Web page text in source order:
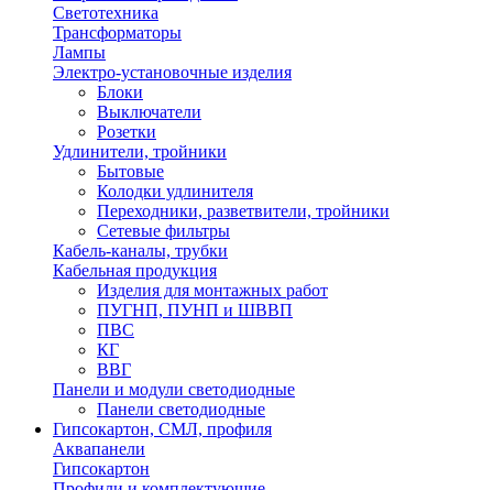
Светотехника
Трансформаторы
Лампы
Электро-установочные изделия
Блоки
Выключатели
Розетки
Удлинители, тройники
Бытовые
Колодки удлинителя
Переходники, разветвители, тройники
Сетевые фильтры
Кабель-каналы, трубки
Кабельная продукция
Изделия для монтажных работ
ПУГНП, ПУНП и ШВВП
ПВС
КГ
ВВГ
Панели и модули светодиодные
Панели светодиодные
Гипсокартон, СМЛ, профиля
Аквапанели
Гипсокартон